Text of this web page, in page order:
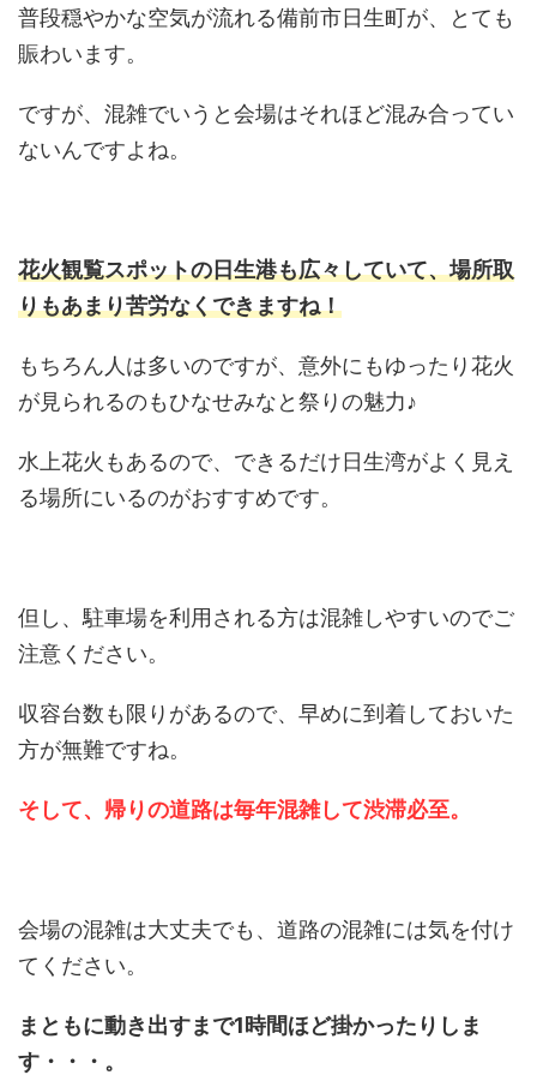
普段穏やかな空気が流れる備前市日生町が、とても
賑わいます。
ですが、混雑でいうと会場はそれほど混み合ってい
ないんですよね。
花火観覧スポットの日生港も広々していて、場所取
りもあまり苦労なくできますね！
もちろん人は多いのですが、意外にもゆったり花火
が見られるのもひなせみなと祭りの魅力♪
水上花火もあるので、できるだけ日生湾がよく見え
る場所にいるのがおすすめです。
但し、駐車場を利用される方は混雑しやすいのでご
注意ください。
収容台数も限りがあるので、早めに到着しておいた
方が無難ですね。
そして、帰りの道路は毎年混雑して渋滞必至。
会場の混雑は大丈夫でも、道路の混雑には気を付け
てください。
まともに動き出すまで1時間ほど掛かったりしま
す・・・。